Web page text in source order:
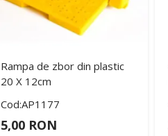
Rampa de zbor din plastic
20 X 12cm
Cod:AP1177
5,00 RON